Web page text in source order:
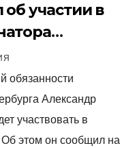
об участии в
обязанности
Александр
участвовать в
этом он сообщил на